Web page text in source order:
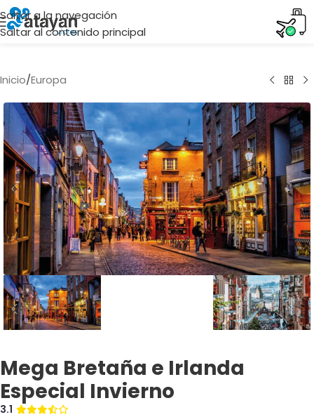
Saltar a la navegación
Saltar al contenido principal
Inicio/Europa
Mega Bretaña e Irlanda
Especial Invierno
3.1